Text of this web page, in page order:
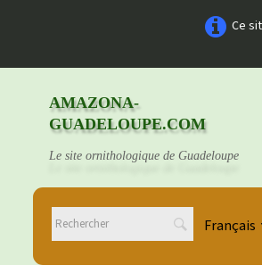
Ce
AMAZONA-
GUADELOUPE.COM
Le site ornithologique de Guadeloupe
Français